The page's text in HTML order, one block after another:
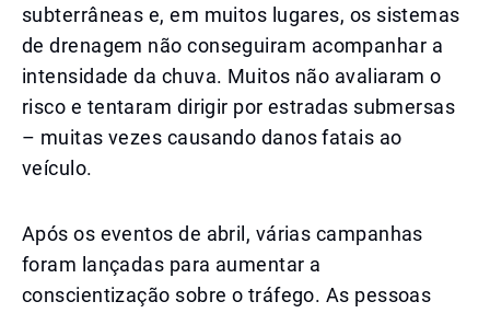
subterrâneas e, em muitos lugares, os sistemas
de drenagem não conseguiram acompanhar a
intensidade da chuva. Muitos não avaliaram o
risco e tentaram dirigir por estradas submersas
– muitas vezes causando danos fatais ao
veículo.
Após os eventos de abril, várias campanhas
foram lançadas para aumentar a
conscientização sobre o tráfego. As pessoas